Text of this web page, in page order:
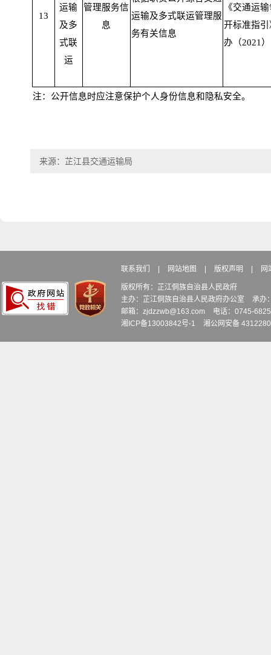
13
运输
及多
式联
运
管理服务信
息
运输及多式联运管理服
务有关信息
《交通运
开标准指
办（2021
注：公开信息时应注意保护个人身份信息和隐私安全。
来源：芷江县交通运输局
联系我们 网站地图 版权声明 网
版权所有：芷江侗族自治县人民政府
主办：芷江侗族自治县人民政府办公室
承办
邮箱：zjdzzwb@163.com
电话：0745-
湘ICP备13003842号-1
湘公网安备